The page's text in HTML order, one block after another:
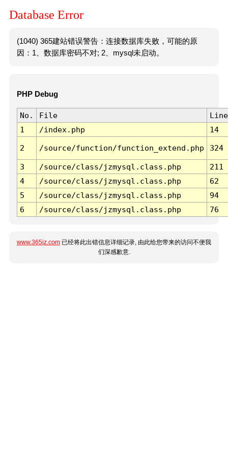
Database Error
(1040) 365建站错误警告：连接数据库失败，可能的原
因：1、数据库密码不对; 2、mysql未启动。
PHP Debug
No. File
Line
1
/index.php 14
2 /source/function/function_extend.php 324
3 /source/class/jzmysql.class.php
211
4
/source/class/jzmysql.class.php
62
5
/source/class/jzmysql.class.php
94
6
/source/class/jzmysql.class.php 76
www.365jz.com 已经将此出错信息详细记录, 由此给您带来的访问不便我
们深感歉意.